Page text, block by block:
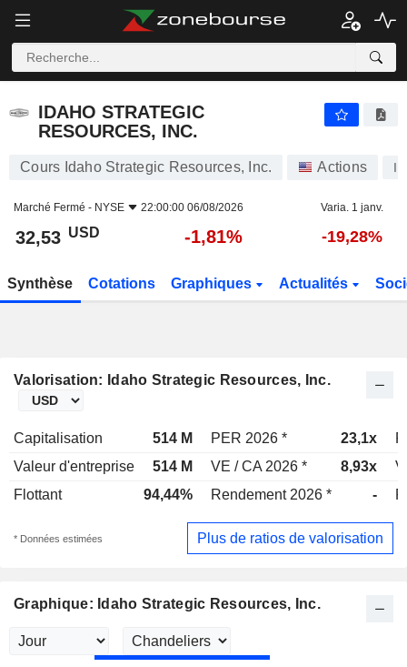
IDAHO STRATEGIC
RESOURCES, INC.
Cours Idaho Strategic Resources, Inc. Actions
Marché Fermé - NYSE 22:00:00 06/08/2026 Varia. 1 janv.
32,53 USD -1,81% -19,28%
Synthèse Cotations Graphiques Actualités
Valorisation: Idaho Strategic Resources, Inc.
Capitalisation 514 M PER 2026 * 23,1x
Valeur d'entreprise
514 M VE / CA 2026 * 8,93x
Flottant
94,44% Rendement 2026 * -
* Données estimées Plus de ratios de valorisation
Graphique: Idaho Strategic Resources, Inc.